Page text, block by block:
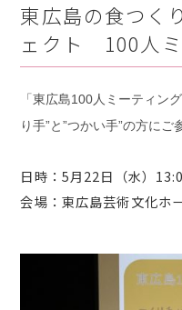
東広島の食つく
ェクト 100人
「東広島100人ミーティン
り手”と”つかい手”の方にご
日時：5月22日（水）
会場：東広島芸術文化ホ